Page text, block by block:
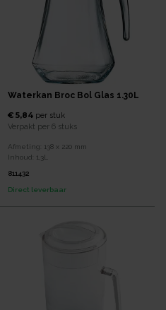
Waterkan Broc Bol Glas 1.30L
€ 5,84 per stuk
Verpakt per 6 stuks
Afmeting: 138 x 220 mm
Inhoud:
1,3L
811432
Direct leverbaar